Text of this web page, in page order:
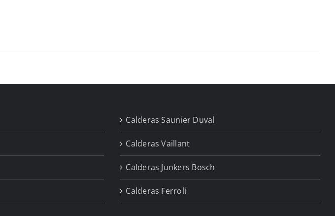
Calderas Saunier Duval
Calderas Vaillant
Calderas Junkers Bosch
Calderas Ferroli